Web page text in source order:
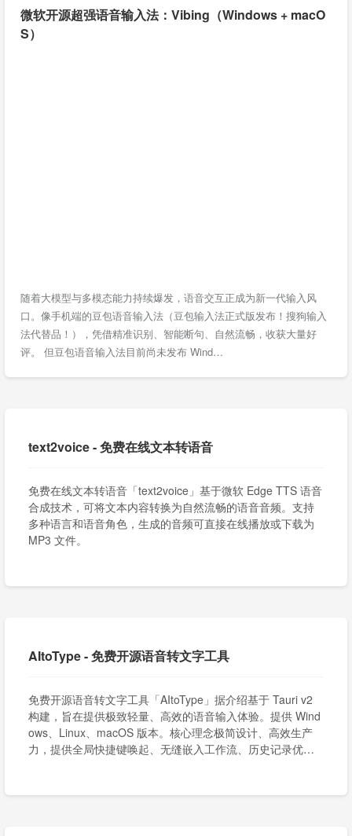
微软开源超强语音输入法：Vibing（Windows + macO
S）
随着大模型与多模态能力持续爆发，语音交互正成为新一代输入风
口。像手机端的豆包语音输入法（豆包输入法正式版发布！搜狗输入
法代替品！），凭借精准识别、智能断句、自然流畅，收获大量好
评。 但豆包语音输入法目前尚未发布 Wind…
text2voice - 免费在线文本转语音
免费在线文本转语音「text2voice」基于微软 Edge TTS 语音
合成技术，可将文本内容转换为自然流畅的语音音频。支持
多种语言和语音角色，生成的音频可直接在线播放或下载为
MP3 文件。
AItoType - 免费开源语音转文字工具
免费开源语音转文字工具「AItoType」据介绍基于 Tauri v2
构建，旨在提供极致轻量、高效的语音输入体验。提供 Wind
ows、Linux、macOS 版本。核心理念极简设计、高效生产
力，提供全局快捷键唤起、无缝嵌入工作流、历史记录优